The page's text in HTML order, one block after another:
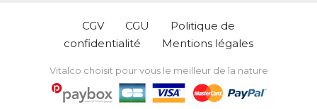
CGV CGU
Politique de
confidentialité
Mentions légales
Vitalco choisit pour vous le meilleur de la nature